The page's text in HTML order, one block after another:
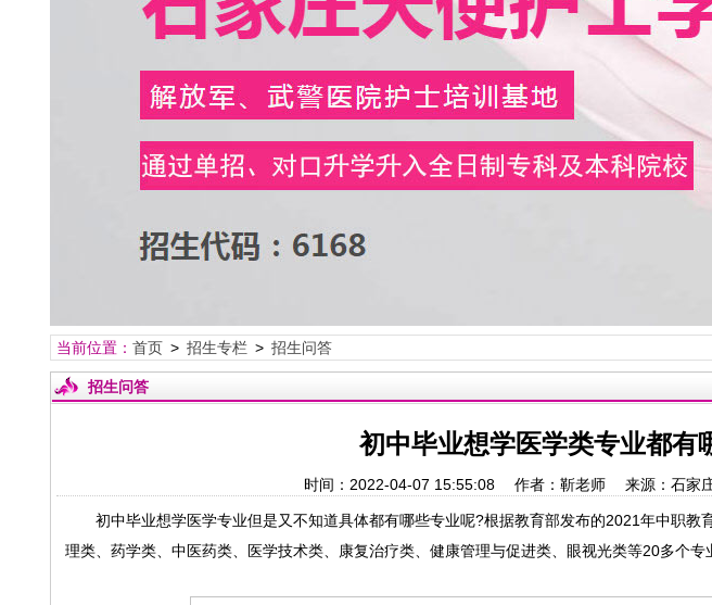
当前位置： 首页> 招生专栏> 招生问答
招生问答
初中毕业想学医学类专业都有
时间：2022-04-07 15:55:08 作者：靳老师 来源：石家
初中毕业想学医学专业但是又不知道具体都有哪些专业呢?根据教育部发布的2021年中职教
理类、药学类、中医药类、医学技术类、康复治疗类、健康管理与促进类、眼视光类等20多个专